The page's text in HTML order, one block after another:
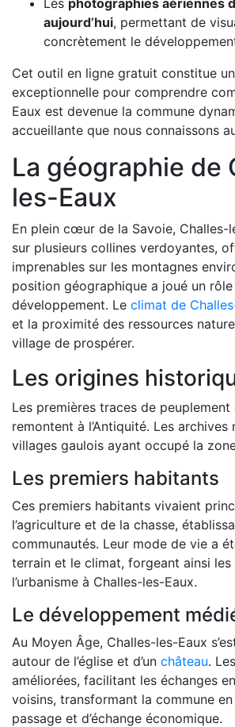
Les photographies aériennes
aujourd’hui, permettant de
concrètement le
Cet outil en ligne gratuit constitue
exceptionnelle pour comprendre
Eaux est devenue la commune
accueillante que nous connaissons
La géographie de
les-Eaux
En plein cœur de la Savoie, Challes-
sur plusieurs collines verdoyantes,
imprenables sur les montagnes
position géographique a joué un
développement. Le climat de
et la proximité des ressources
village de prospérer.
Les origines
Les premières traces de
remontent à l’Antiquité. Les
villages gaulois ayant occupé la
Les premiers habitants
Ces premiers habitants vivaient
l’agriculture et de la chasse,
communautés. Leur mode de vie a
terrain et le climat, forgeant ainsi les
l’urbanisme à Challes-les-Eaux.
Le développement
Au Moyen Âge, Challes-les-Eaux
autour de l’église et d’un château.
améliorées, facilitant les échanges
voisins, transformant la commune
passage et d’échange économique.